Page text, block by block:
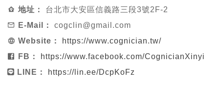
地址：
台北市大安區信義路三段3號2F-2
E-Mail：
cogclin@gmail.com
Website：
https://www.cognician.tw/
FB：
https://www.facebook.com/CognicianXinyi
LINE：
https://lin.ee/DcpKoFz